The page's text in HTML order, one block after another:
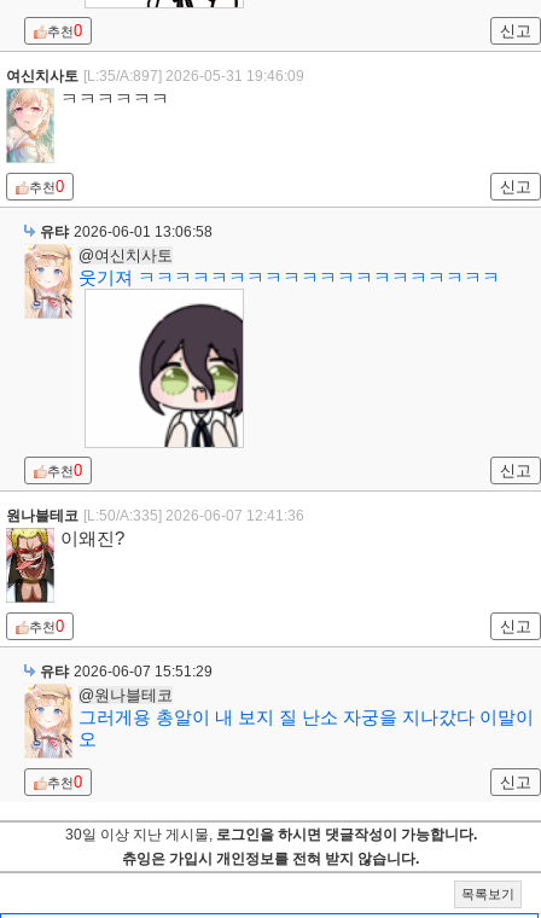
추천0 신고
여신치사토 [L:35/A:897] 2026-05-31 19:46:09
ㅋㅋㅋㅋㅋㅋ
추천0 신고
유탸 2026-06-01 13:06:58
@여신치사토
웃기져 ㅋㅋㅋㅋㅋㅋㅋㅋㅋㅋㅋㅋㅋㅋㅋㅋㅋㅋㅋㅋ
추천0 신고
원나블테코 [L:50/A:335] 2026-06-07 12:41:36
이왜진?
추천0 신고
유탸 2026-06-07 15:51:29
@원나블테코
그러게용 총알이 내 보지 질 난소 자궁을 지나갔다 이말이
오
추천0 신고
30일 이상 지난 게시물,
로그인을 하시면 댓글작성이 가능합니다.
츄잉은 가입시 개인정보를 전혀 받지 않습니다.
목록보기